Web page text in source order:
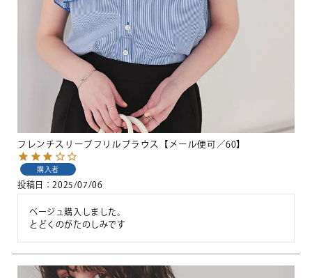
フレンチスリーブフリルブラウス【メール便可／60】
購入者
投稿日 2025/07/06
ベージュ購入しました。
とどくのがたのしみです